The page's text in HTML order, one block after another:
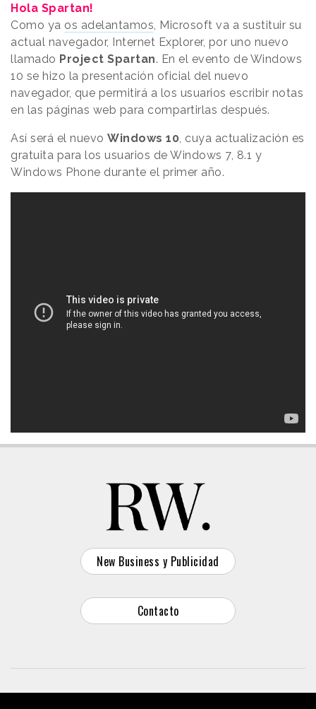
Hola Spartan!
Como ya os adelantamos , Microsoft va a sustituir su
actual navegador, Internet Explorer, por uno nuevo
llamado Project Spartan. En el evento de Windows
10 se hizo la presentación oficial del nuevo
navegador, que permitirá a los usuarios escribir notas
en las páginas web para compartirlas después.
Así será el nuevo Windows 10 , cuya actualización es
gratuita para los usuarios de Windows 7, 8.1 y
Windows Phone durante el primer año.
New Business y Publicidad
Contacto
© 2026 Reason Why